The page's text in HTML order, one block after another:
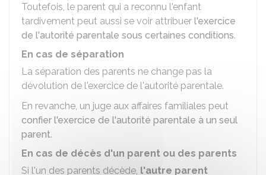
Toutefois, le parent qui a reconnu l'enfant
tardivement peut aussi se voir attribuer l'exercice
de l'autorité parentale sous certaines conditions.
En cas de séparation
La séparation des parents ne change pas la
dévolution de l'exercice de l'autorité parentale.
En revanche, un juge aux affaires familiales peut
confier l'exercice de l'autorité parentale à un seul
parent.
En cas de décès d'un parent ou des parents
Si l'un des parents décède, l'autre parent